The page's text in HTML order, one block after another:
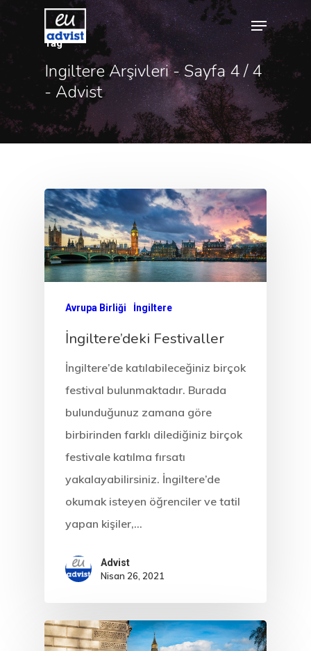
Hit enter to search or ESC to close
Tag
Ingiltere Arşivleri - Sayfa 4 / 4
- Advist
Avrupa Birliği İngiltere
İngiltere’deki Festivaller
İngiltere’de katılabileceğiniz birçok
festival bulunmaktadır. Burada
bulunduğunuz zamana göre
birbirinden farklı dilediğiniz birçok
festivale katılma fırsatı
yakalayabilirsiniz. İngiltere’de
okumak isteyen öğrenciler ve tatil
yapan kişiler,…
Advist
Nisan 26, 2021
Avrupa Birliği
Oturma Ve
Estonya